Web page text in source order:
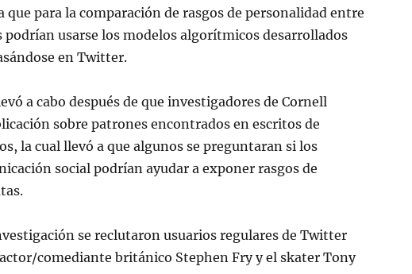
que para la comparación de rasgos de personalidad entre
podrían usarse los modelos algorítmicos desarrollados
en Twitter.
a cabo después de que investigadores de Cornell
sobre patrones encontrados en escritos de
la cual llevó a que algunos se preguntaran si los
social podrían ayudar a exponer rasgos de
se reclutaron usuarios regulares de Twitter
comediante británico Stephen Fry y el skater Tony